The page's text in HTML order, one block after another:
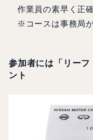
作業員の素早く正
※コースは事務局
参加者には「リー
ント